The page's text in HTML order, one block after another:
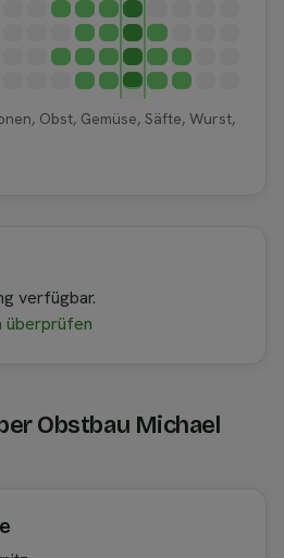
Obst, Gemüse, Säfte, Wurst,
verfügbar.
überprüfen
Obstbau Michael